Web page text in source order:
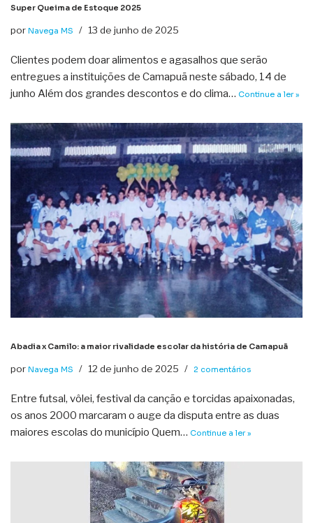
Super Queima de Estoque 2025
por Navega MS 13 de junho de 2025
Clientes podem doar alimentos e agasalhos que serão
entregues a instituições de Camapuã neste sábado, 14 de
junho Além dos grandes descontos e do clima… Continue a ler »
Abadia x Camilo: a maior rivalidade escolar da história de Camapuã
por Navega MS 12 de junho de 2025 2 comentários
Entre futsal, vôlei, festival da canção e torcidas apaixonadas,
os anos 2000 marcaram o auge da disputa entre as duas
maiores escolas do município Quem… Continue a ler »